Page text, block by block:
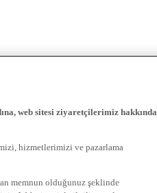
web sitesi ziyaretçilerimiz hakkında
hizmetlerimizi ve pazarlama
memnun olduğunuz şeklinde